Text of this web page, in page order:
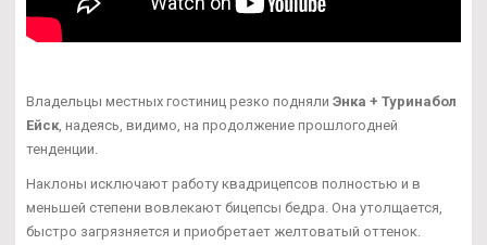
Владельцы местных гостиниц резко подняли Энка + Туринабол
Ейск, надеясь, видимо, на продолжение прошлогодней
тенденции.
Наклоны исключают работу квадрицепсов полностью и в
меньшей степени вовлекают бицепсы бедра. Она утолщается,
быстро загрязняется и приобретает желтоватый оттенок.